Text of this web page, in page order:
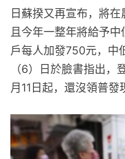
日蘇揆又再宣布，將
且今年一整年將給予
戶每人加發750元，中
（6）日於臉書指出
月11日起，還沒領普發